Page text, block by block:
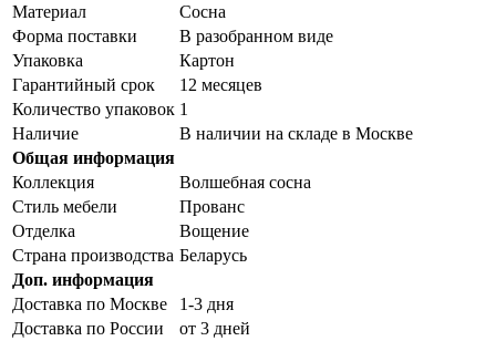
Материал
Сосна
Форма поставки
В разобранном виде
Упаковка
Картон
Гарантийный срок
12 месяцев
Количество упаковок 1
Наличие
В наличии на складе в Москве
Общая информация
Коллекция
Волшебная сосна
Стиль мебели
Прованс
Отделка
Вощение
Страна производства Беларусь
Доп. информация
Доставка по Москве
1-3 дня
Доставка по России
от 3 дней